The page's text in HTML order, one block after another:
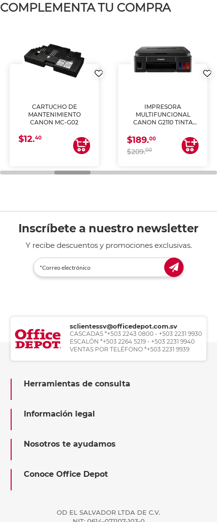
COMPLEMENTA TU COMPRA
CARTUCHO DE
MANTENIMIENTO
CANON MC-G02
$12.40
IMPRESORA
MULTIFUNCIONAL
CANON G2110 TINTA
$189.00
$209.00
Inscríbete a nuestro newsletter
Y recibe descuentos y promociones exclusivas.
sclientessv@officedepot.com.sv
CASCADAS *+503 2243 0800 - +503 2231 9930
ESCALÓN *+503 2264 5219 - +503 2231 9940
VENTAS POR TELÉFONO *+503 2231 9939
Herramientas de consulta
Información legal
Nosotros te ayudamos
Conoce Office Depot
OD EL SALVADOR LTDA DE C.V.